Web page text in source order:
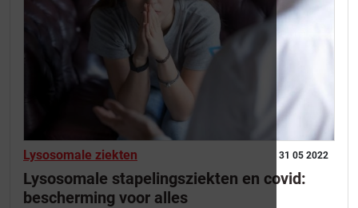
31 05 2022
Lysosomale ziekten
Lysosomale stapelingsziekten en covid:
bescherming voor alles